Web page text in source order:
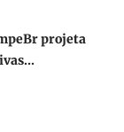
projeta